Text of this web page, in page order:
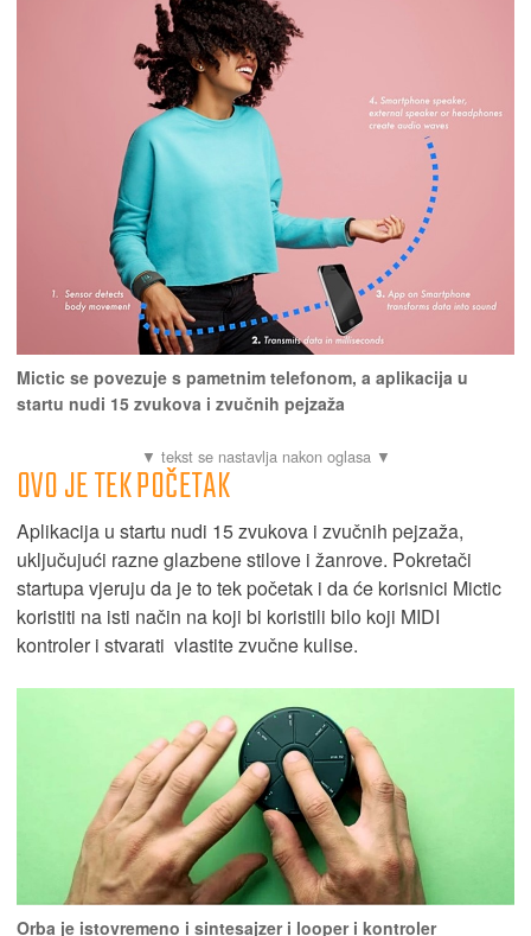
Mictic se povezuje s pametnim telefonom, a aplikacija u
startu nudi 15 zvukova i zvučnih pejzaža
OVO JE TEK POČETAK
Aplikacija u startu nudi 15 zvukova i zvučnih pejzaža,
uključujući razne glazbene stilove i žanrove. Pokretači
startupa vjeruju da je to tek početak i da će korisnici Mictic
koristiti na isti način na koji bi koristili bilo koji MIDI
kontroler i stvarati vlastite zvučne kulise.
Orba je istovremeno i sintesajzer i looper i kontroler